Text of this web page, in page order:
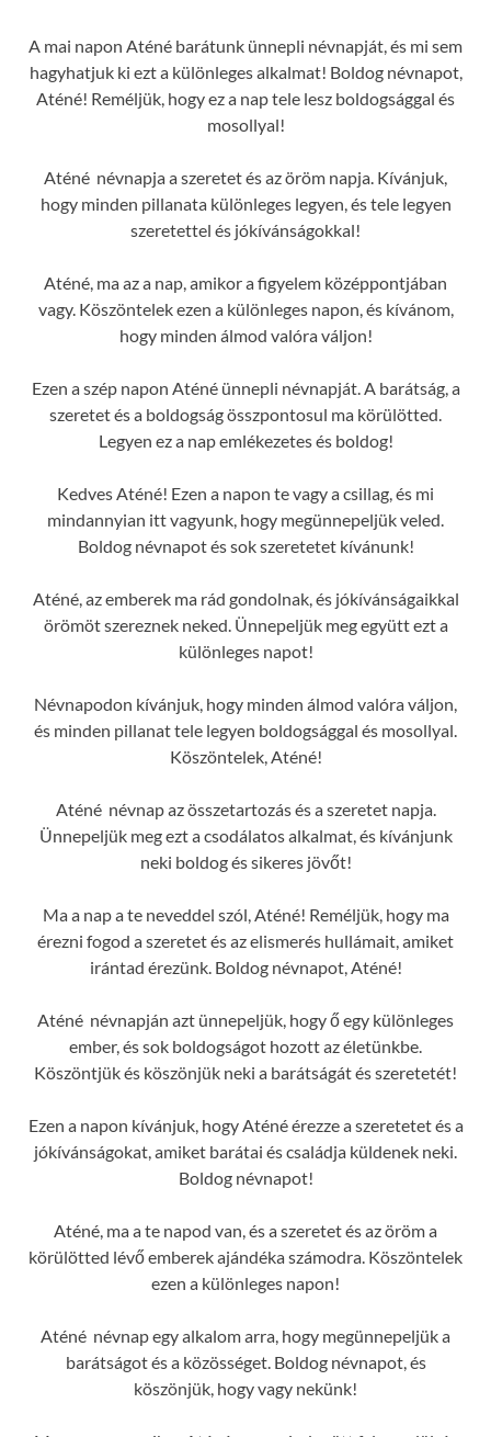
A mai napon Aténé barátunk ünnepli névnapját, és mi sem
hagyhatjuk ki ezt a különleges alkalmat! Boldog névnapot,
Aténé! Reméljük, hogy ez a nap tele lesz boldogsággal és
mosollyal!
Aténé névnapja a szeretet és az öröm napja. Kívánjuk,
hogy minden pillanata különleges legyen, és tele legyen
szeretettel és jókívánságokkal!
Aténé, ma az a nap, amikor a figyelem középpontjában
vagy. Köszöntelek ezen a különleges napon, és kívánom,
hogy minden álmod valóra váljon!
Ezen a szép napon Aténé ünnepli névnapját. A barátság, a
szeretet és a boldogság összpontosul ma körülötted.
Legyen ez a nap emlékezetes és boldog!
Kedves Aténé! Ezen a napon te vagy a csillag, és mi
mindannyian itt vagyunk, hogy megünnepeljük veled.
Boldog névnapot és sok szeretetet kívánunk!
Aténé, az emberek ma rád gondolnak, és jókívánságaikkal
örömöt szereznek neked. Ünnepeljük meg együtt ezt a
különleges napot!
Névnapodon kívánjuk, hogy minden álmod valóra váljon,
és minden pillanat tele legyen boldogsággal és mosollyal.
Köszöntelek, Aténé!
Aténé névnap az összetartozás és a szeretet napja.
Ünnepeljük meg ezt a csodálatos alkalmat, és kívánjunk
neki boldog és sikeres jövőt!
Ma a nap a te neveddel szól, Aténé! Reméljük, hogy ma
érezni fogod a szeretet és az elismerés hullámait, amiket
irántad érezünk. Boldog névnapot, Aténé!
Aténé névnapján azt ünnepeljük, hogy ő egy különleges
ember, és sok boldogságot hozott az életünkbe.
Köszöntjük és köszönjük neki a barátságát és szeretetét!
Ezen a napon kívánjuk, hogy Aténé érezze a szeretetet és a
jókívánságokat, amiket barátai és családja küldenek neki.
Boldog névnapot!
Aténé, ma a te napod van, és a szeretet és az öröm a
körülötted lévő emberek ajándéka számodra. Köszöntelek
ezen a különleges napon!
Aténé névnap egy alkalom arra, hogy megünnepeljük a
barátságot és a közösséget. Boldog névnapot, és
köszönjük, hogy vagy nekünk!